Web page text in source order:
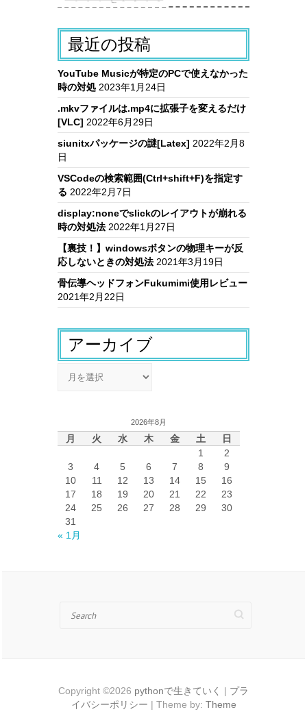
最近の投稿
YouTube Musicが特定のPCで使えなかった
時の対処 2023年1月24日
.mkvファイルは.mp4に拡張子を変えるだけ
[VLC] 2022年6月29日
siunitxパッケージの謎[Latex] 2022年2月8
日
VSCodeの検索範囲(Ctrl+shift+F)を指定す
る 2022年2月7日
display:noneでslickのレイアウトが崩れる
時の対処法 2022年1月27日
【裏技！】windowsボタンの物理キーが反
応しないときの対処法 2021年3月19日
骨伝導ヘッドフォンFukumimi使用レビュー
2021年2月22日
アーカイブ
2026年8月
月 火 水 木 金 土
日
1
2
3
4 5 6 7 8
9
10
11 12 13 14 15
16
17
18 19 20 21 22
23
24
25 26 27 28 29
30
31
« 1月
Copyright ©2026 pythonで生きていく | プラ
イバシーポリシー | Theme by: Theme